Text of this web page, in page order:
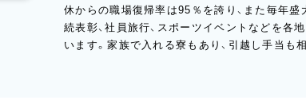
休からの職場復帰率は95％を誇り、また毎年
続表彰、社員旅行、スポーツイベントなどを各
います。家族で入れる寮もあり、引越し手当も